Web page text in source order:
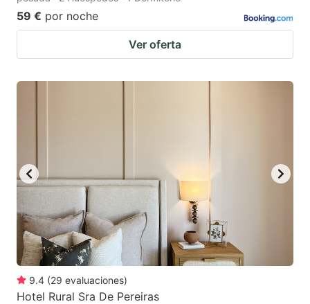
59 € por noche
Ver oferta
9.4 (29 evaluaciones)
Hotel Rural Sra De Pereiras